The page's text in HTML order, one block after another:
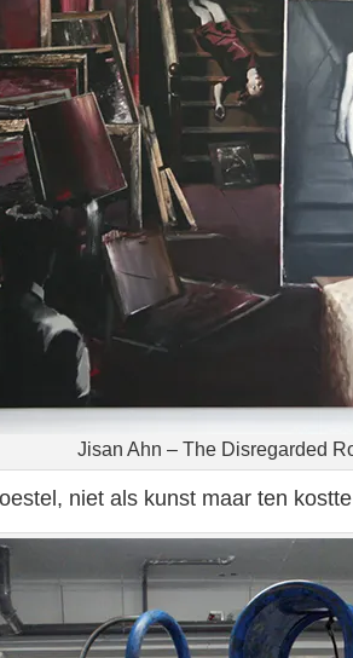
Jisan Ahn – The Disregarded
niet als kunst maar ten